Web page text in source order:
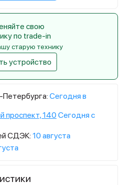
Сегодня в
проспект, 140 Сегодня с
СДЭК: 10 августа
свою
по trade-in
старую технику
устройство